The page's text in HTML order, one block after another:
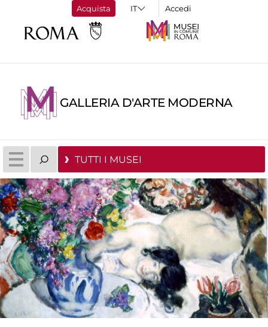
Acquista Accedi
GALLERIA D'ARTE MODERNA
TUTTI I MUSEI